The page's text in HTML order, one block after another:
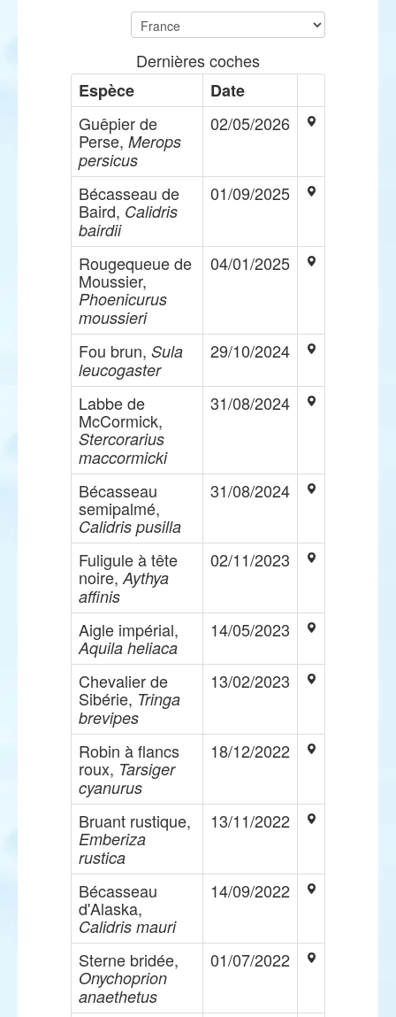
Dernières coches
Espèce
Date
Guêpier de
Perse, Merops
persicus
02/05/2026
Bécasseau de
Baird, Calidris
bairdii
01/09/2025
Rougequeue de
Moussier,
Phoenicurus
moussieri
04/01/2025
Fou brun, Sula
leucogaster
29/10/2024
Labbe de
McCormick,
Stercorarius
maccormicki
31/08/2024
Bécasseau
semipalmé,
Calidris pusilla
31/08/2024
Fuligule à tête
noire,Aythya
affinis
02/11/2023
Aigle impérial,
Aquila heliaca
14/05/2023
Chevalier de
Sibérie, Tringa
brevipes
13/02/2023
Robin à flancs
roux, Tarsiger
cyanurus
18/12/2022
Bruant rustique,
Emberiza
rustica
13/11/2022
Bécasseau
d'Alaska,
Calidris mauri
14/09/2022
Sterne bridée,
Onychoprion
anaethetus
01/07/2022